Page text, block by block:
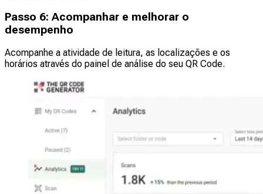
Passo 6: Acompanhar e melhorar o
desempenho
Acompanhe a atividade de leitura, as localizações e os
horários através do painel de análise do seu QR Code.